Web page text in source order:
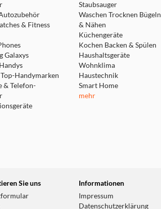
& Fitness
Galaxys
Handymarken
& Telefon-
Staubsauger
Waschen Trocknen Bügeln
& Nähen
Küchengeräte
Kochen Backen & Spülen
Haushaltsgeräte
Wohnklima
Haustechnik
Smart Home
mehr
Sie uns
Informationen
Impressum
Datenschutzerklärung